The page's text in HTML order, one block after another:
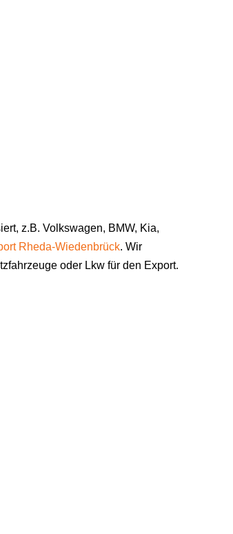
z.B. Volkswagen, BMW, Kia,
Rheda-Wiedenbrück. Wir
oder Lkw für den Export.